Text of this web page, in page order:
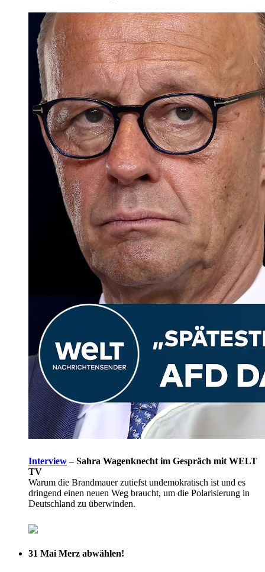
Interview– Sahra Wagenknecht im Gespräch mit WELT
TV
Warum die Brandmauer zutiefst undemokratisch ist und es
dringend einen neuen Weg braucht, um die Polarisierung in
Deutschland zu überwinden.
31 MaiMerz abwählen!